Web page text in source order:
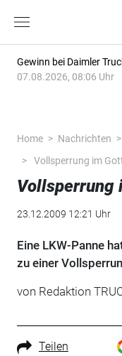
Gewinn bei Daimler
07.08.2026, 08:06 Uhr
Home Nachrichten
Vollsperrung im
Vollsperrung
23.12.2009 12:21 Uhr
Eine LKW-Panne
zu einer
von Redaktion
Teilen